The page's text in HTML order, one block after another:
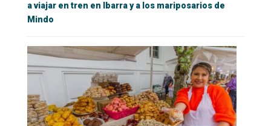
a viajar en tren en Ibarra y a los mariposarios de
Mindo